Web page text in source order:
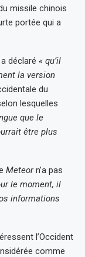
missile chinois
portée qui a
déclaré « qu’il
la version
du
lesquelles
que le
être plus
Meteorn’a pas
le moment, il
informations
l’Occident
comme